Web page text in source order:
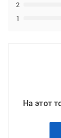
1
2
На этот